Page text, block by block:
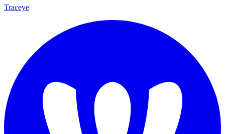
Traceye